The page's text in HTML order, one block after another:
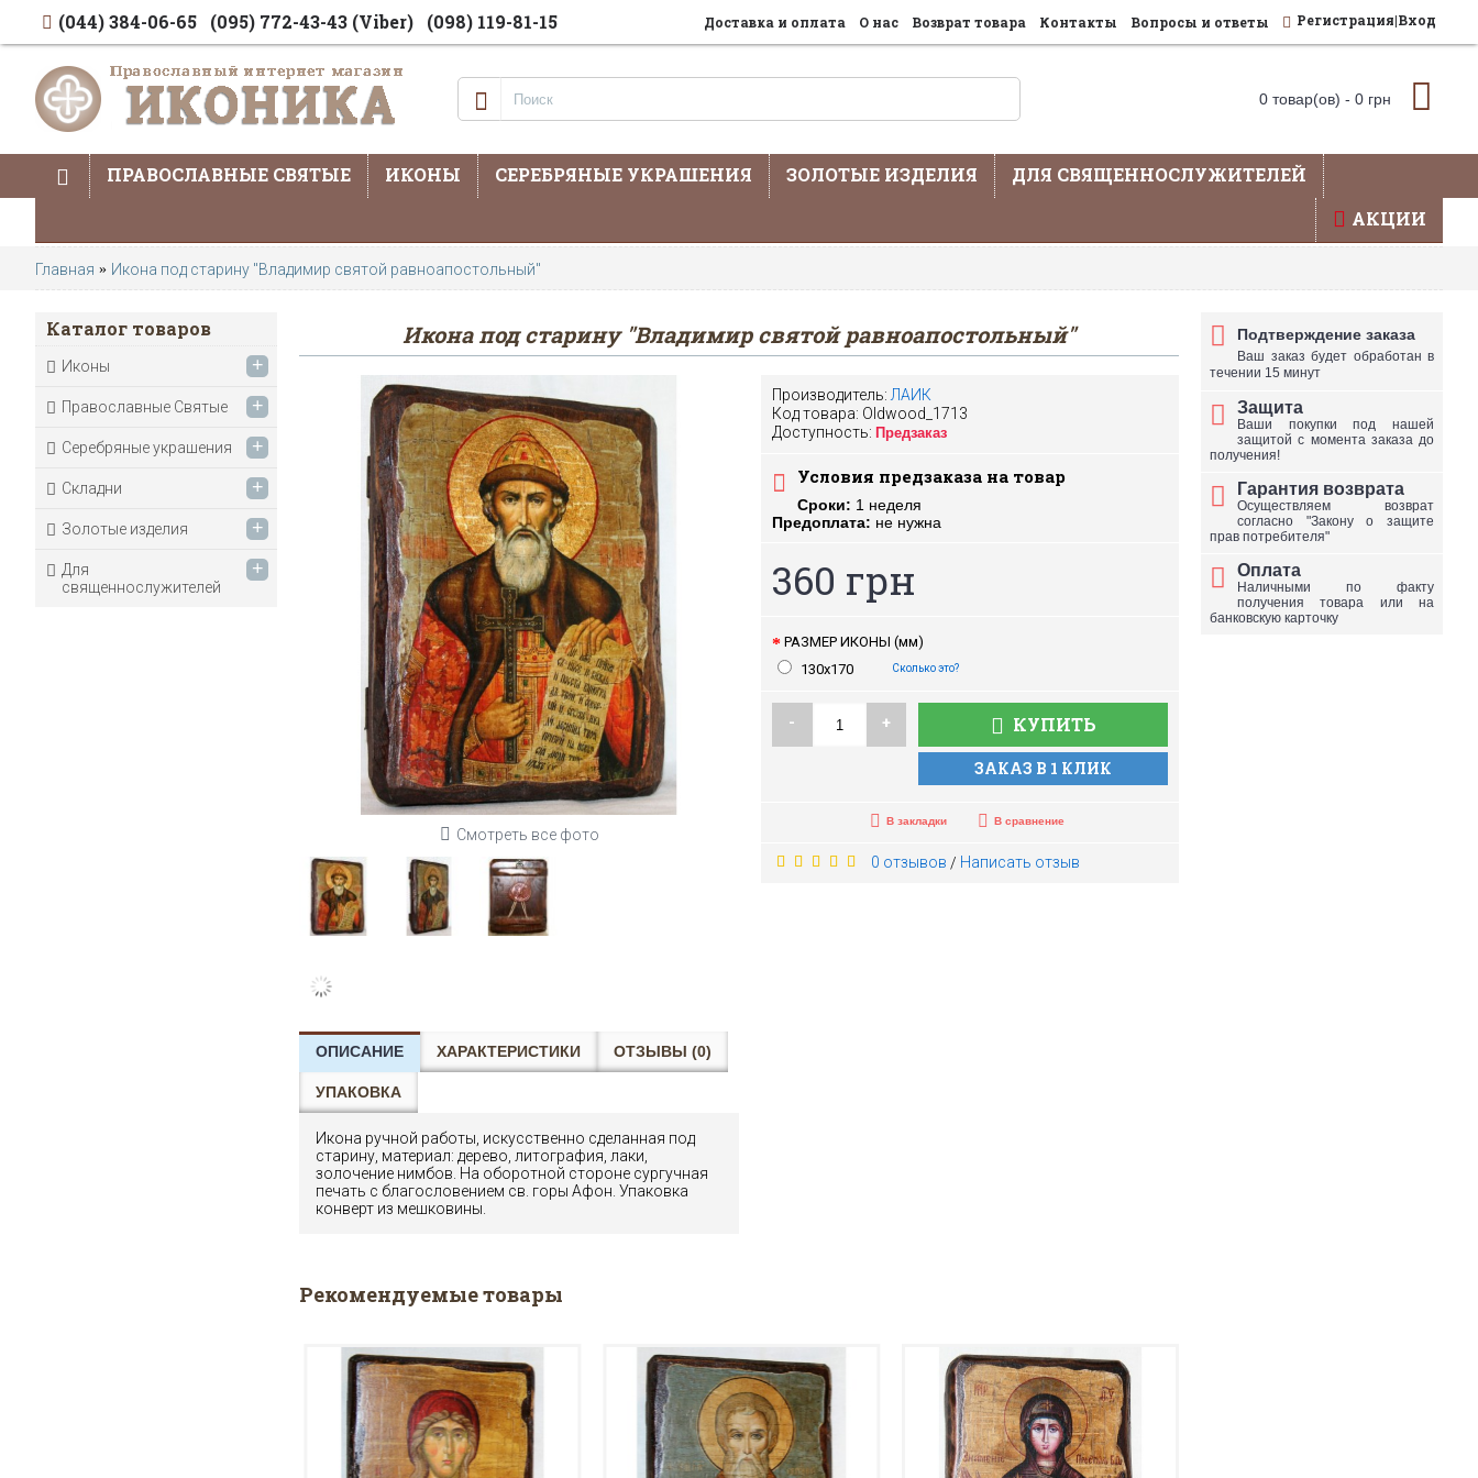
(044) 384-06-65 (095) 772-43-43 (Viber) (098) 119-81-15 Доставка и оплата О нас Возврат товара Контакты Вопросы и ответы Регистрация|Вход
0 товар(ов) - 0 грн
ПРАВОСЛАВНЫЕ СВЯТЫЕ ИКОНЫ СЕРЕБРЯНЫЕ УКРАШЕНИЯ ЗОЛОТЫЕ ИЗДЕЛИЯ
ДЛЯ СВЯЩЕННОСЛУЖИТЕЛЕЙ
АКЦИИ
На сайте представлена не вся продукция - уточняйте по телефону
Главная Икона под старину "Владимир святой равноапостольный"
Каталог товаров
Иконы +
Православные Святые +
Серебряные украшения +
Складни +
Золотые изделия +
Для
священнослужителей
+
Подтверждение заказа
Ваш заказ будет обработан в
течении 15 минут
Защита
Ваши покупки под нашей
защитой с момента заказа до
получения!
Гарантия возврата
Осуществляем возврат
согласно "Закону о защите
прав потребителя"
Оплата
Наличными по факту
получения товара или на
банковскую карточку
Икона под старину "Владимир святой равноапостольный"
Смотреть все фото
ОПИСАНИЕ ХАРАКТЕРИСТИКИ ОТЗЫВЫ (0)
УПАКОВКА
Икона ручной работы, искусственно сделанная под
старину, материал: дерево, литография, лаки,
золочение нимбов. На оборотной стороне сургучная
печать с благословением св. горы Афон. Упаковка
конверт из мешковины.
Производитель: ЛАИК
Код товара: Oldwood_1713
Доступность: Предзаказ
Условия предзаказа на товар
Сроки: 1 неделя
Предоплата: не нужна
360 грн
РАЗМЕР ИКОНЫ (мм)
130х170
Сколько это?
- + КУПИТЬ
ЗАКАЗ В 1 КЛИК
В закладки В сравнение
0 отзывов / Написать отзыв
Рекомендуемые товары